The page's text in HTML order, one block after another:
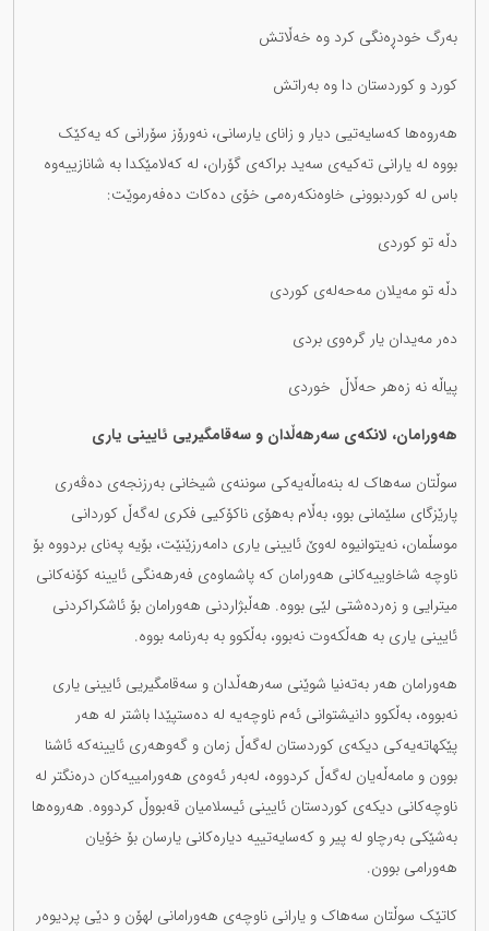
بەرگ خودڕەنگی کرد وە خەڵاتش
کورد و کوردستان دا وە بەراتش
هەروەها کەسایەتیی دیار و زانای یارسانی، نەورۆز سۆرانی کە یەکێک
بووە لە یارانی تەکیەی سەید براکەی گۆران، لە کەلامێکدا بە شانازییەوە
باس لە کوردبوونی خاوەنکەرەمی خۆی دەکات ده‌فه‌رموێت:
دڵە تو کوردی
دڵە تو مەیلان مەحەلەی کوردی
دەر مەیدان یار گرەوی بردی
پیاڵە نە زەهر حەڵاڵ خوردی
هەورامان، لانکەی سەرهەڵدان و سەقامگیریی ئایینی یاری
سوڵتان سەهاک لە بنەماڵەیەکی سوننەی شيخانی بەرزنجەی دەڤەری
پارێزگای سلێمانی بوو، بەڵام بەهۆی ناکۆکیی فکری لەگەڵ کوردانی
موسڵمان، نەیتوانیوە لەوێ ئایینی یاری دامەرزێنێت، بۆیە پەنای بردووە بۆ
ناوچە شاخاوییەکانی هەورامان کە پاشماوەی فەرهەنگی ئایینە کۆنەکانی
میترایی و زەردەشتی لێی بووە. هەڵبژاردنی هەورامان بۆ ئاشکراکردنی
ئایینی یاری بە هەڵکەوت نەبوو، بەڵکوو بە بەرنامە بووە.
هەورامان هەر بەتەنیا شوێنی سەرهەڵدان و سەقامگیریی ئایینی یاری
نەبووە، بەڵکوو دانیشتوانی ئەم ناوچەیە لە دەستپێدا باشتر لە هەر
پێکهاتەیەکی دیکەی کوردستان لەگەڵ زمان و گەوهەری ئایینەکە ئاشنا
بوون و مامەڵەیان لەگەڵ کردووە، لەبەر ئەوەی هەورامییەکان درەنگتر لە
ناوچەکانی دیکەی کوردستان ئایینی ئیسلامیان قەبووڵ کردووە. هەروەها
بەشێکی بەرچاو لە پیر و کەسایەتییە دیارەکانی یارسان بۆ خۆیان
هەورامی بوون.
کاتێک سوڵتان سەهاک و یارانی ناوچەی هەورامانی لهۆن و دێی پردیوەر